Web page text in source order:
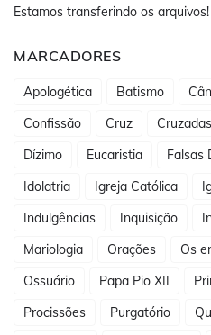
Estamos transferindo os
MARCADORES
Apologética Batismo
Confissão
Cruz Cruzadas
Dízimo
Eucaristia Falsas
Idolatria
Igreja Católica
Indulgências
Inquisição
Mariologia
Orações
Os
Ossuário
Papa Pio XII
Procissões
Purgatório